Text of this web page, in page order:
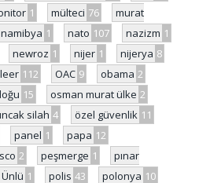
1 mülteci 76
murat
namibya 1 nato 107 nazizm 1
newroz 1 nijer 1 nijerya 8
112 OAC 9 obama 2
15 osman murat ülke 2
silah 4 özel güvenlik 11
panel 1 papa 12
2 peşmerge 1
pınar
1 polis 43 polonya 10